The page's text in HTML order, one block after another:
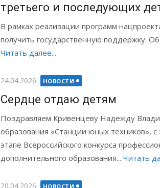
третьего и последующих
В рамках реализации программ
получить государственную поддержку.
Читать далее...
Опубликовано
24.04.2026 НОВОСТИ
Сердце отдаю детям
Поздравляем Кривенцеву Надежду
образования «Станции юных техников»,
этапе Всероссийского конкурса
дополнительного образования... Читать
Опубликовано
20.04.2026 НОВОСТИ